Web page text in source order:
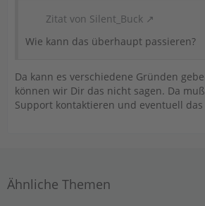
Zitat von Silent_Buck
Wie kann das überhaupt passieren?
Da kann es verschiedene Gründen
können wir Dir das nicht sagen. Da
Support kontaktieren und eventuell
Ähnliche Themen